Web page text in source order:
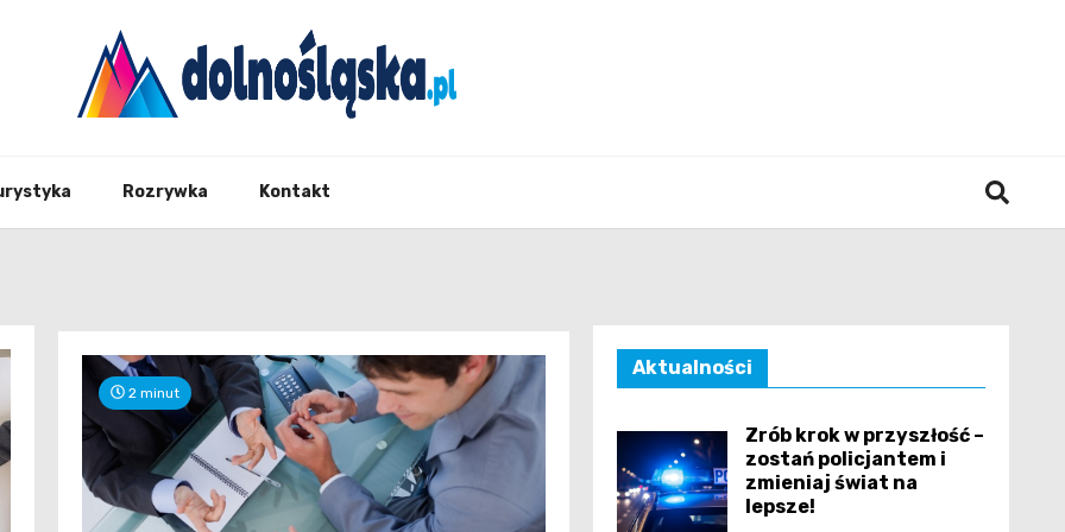
Rozrywka Kontakt
2 minut
Aktualności
Zrób krok w przyszłość –
zostań policjantem i
zmieniaj świat na
lepsze!